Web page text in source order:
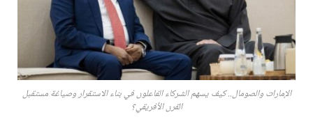
الإمارات والصومال.. كيف يسهم الشركاء الفاعلون في بناء الاستقرار وصياغة مستقبل
القرن الأفريقي؟